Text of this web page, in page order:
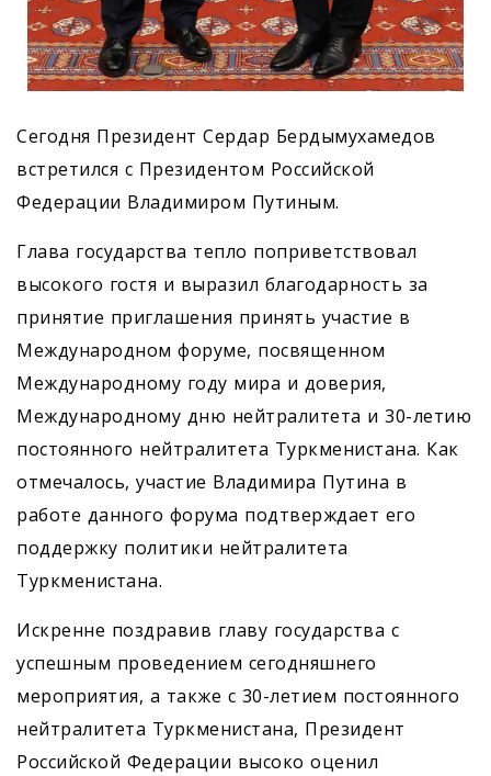
Сегодня Президент Сердар Бердымухамедов
встретился с Президентом Российской
Федерации Владимиром Путиным.
Глава государства тепло поприветствовал
высокого гостя и выразил благодарность за
принятие приглашения принять участие в
Международном форуме, посвященном
Международному году мира и доверия,
Международному дню нейтралитета и 30-летию
постоянного нейтралитета Туркменистана. Как
отмечалось, участие Владимира Путина в
работе данного форума подтверждает его
поддержку политики нейтралитета
Туркменистана.
Искренне поздравив главу государства с
успешным проведением сегодняшнего
мероприятия, а также с 30-летием постоянного
нейтралитета Туркменистана, Президент
Российской Федерации высоко оценил